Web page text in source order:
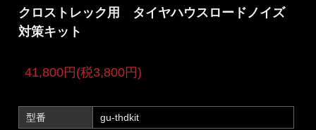
クロストレック用 タイヤハウスロードノイズ
対策キット
41,800円(税3,800円)
型番 gu-thdkit